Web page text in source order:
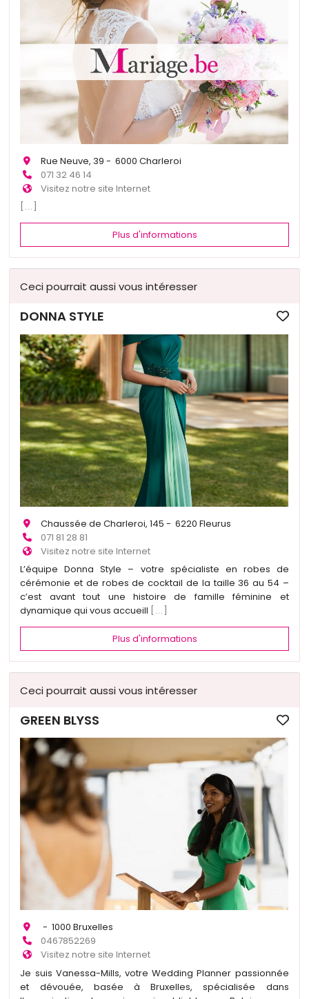
Rue Neuve, 39 - 6000 Charleroi
071 32 46 14
Visitez notre site Internet
[...]
Plus d'informations
Ceci pourrait aussi vous intéresser
DONNA STYLE
Chaussée de Charleroi, 145 - 6220 Fleurus
071 81 28 81
Visitez notre site Internet
L’équipe Donna Style – votre spécialiste en robes de
cérémonie et de robes de cocktail de la taille 36 au 54 –
c’est avant tout une histoire de famille féminine et
dynamique qui vous accueill [...]
Plus d'informations
Ceci pourrait aussi vous intéresser
GREEN BLYSS
- 1000 Bruxelles
0467852269
Visitez notre site Internet
Je suis Vanessa-Mills, votre Wedding Planner passionnée
et dévouée, basée à Bruxelles, spécialisée dans